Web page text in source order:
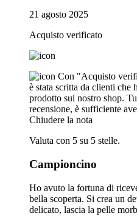
21 agosto 2025
Acquisto verificato
Con "Acquisto
è stata scritta da clienti che
prodotto sul nostro shop.
recensione, è sufficiente
Chiudere la nota
Valuta con 5 su 5 stelle.
Campioncino
Ho avuto la fortuna di
bella scoperta. Si crea un
delicato, lascia la pelle